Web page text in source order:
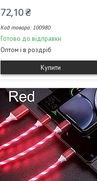
72,10 ₴
100980
Готово до відправки
Оптом і в роздріб
Купити